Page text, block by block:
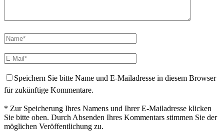
Speichern Sie bitte Name und E-Mailadresse in diesem Browser
für zukünftige Kommentare.
* Zur Speicherung Ihres Namens und Ihrer E-Mailadresse klicken
Sie bitte oben. Durch Absenden Ihres Kommentars stimmen Sie der
möglichen Veröffentlichung zu.